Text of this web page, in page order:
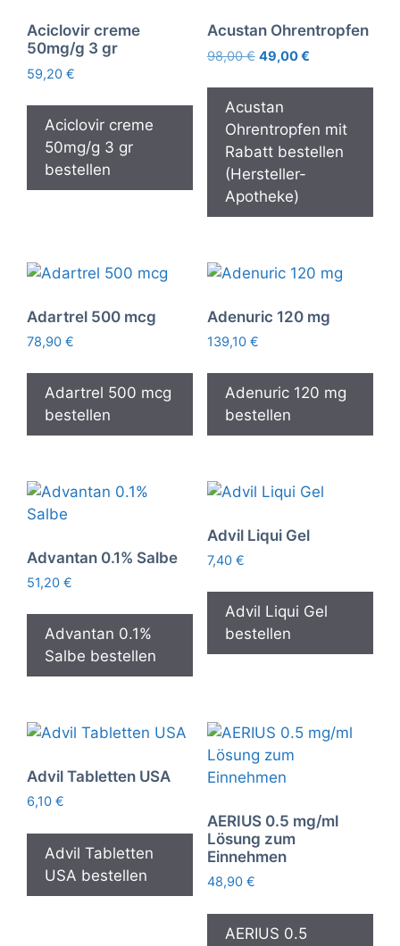
Aciclovir creme
50mg/g 3 gr
59,20 €
Aciclovir creme
50mg/g 3 gr
bestellen
Acustan Ohrentropfen
98,00€ Ursprünglicher
war:
98,00 €
49,00€Aktueller
ist:
Acustan
Ohrentropfen mit
Rabatt bestellen
(Hersteller-
Apotheke)
Adartrel 500 mcg
78,90 €
Adartrel 500 mcg
bestellen
Adenuric 120 mg
139,10 €
Adenuric 120 mg
bestellen
Advantan 0.1% Salbe
51,20 €
Advantan 0.1%
Salbe bestellen
Advil Liqui Gel
7,40 €
Advil Liqui Gel
bestellen
Advil Tabletten USA
6,10 €
Advil Tabletten
USA bestellen
AERIUS 0.5 mg/ml
Lösung zum
Einnehmen
48,90 €
AERIUS 0.5